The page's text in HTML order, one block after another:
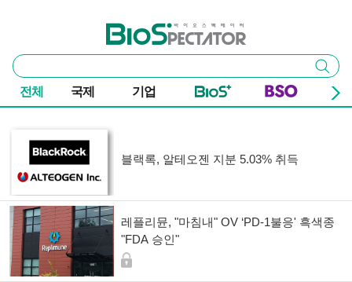
바이오스펙테이터
통
합
검
색
검색
전체 국제 기업
블랙록, 알테오젠 지분 5.03% 취득
레플리뮨, "마침내" OV ‘PD-1불응' 흑색종
"FDA 승인"